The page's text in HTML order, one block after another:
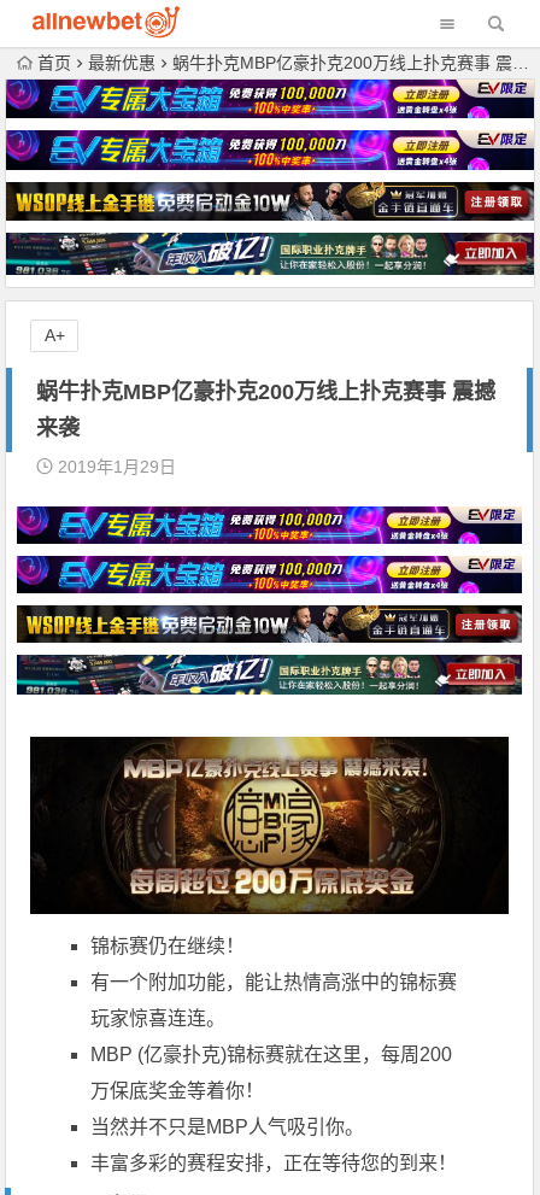
首页 最新优惠 蜗牛扑克MBP亿豪扑克200万线上扑克赛事 震撼来袭
蜗牛扑克MBP亿豪扑克200万线上扑克赛事 震撼
来袭
2019年1月29日
锦标赛仍在继续！
有一个附加功能，能让热情高涨中的锦标赛
玩家惊喜连连。
MBP (亿豪扑克)锦标赛就在这里，每周200
万保底奖金等着你！
当然并不只是MBP人气吸引你。
丰富多彩的赛程安排，正在等待您的到来！
A+